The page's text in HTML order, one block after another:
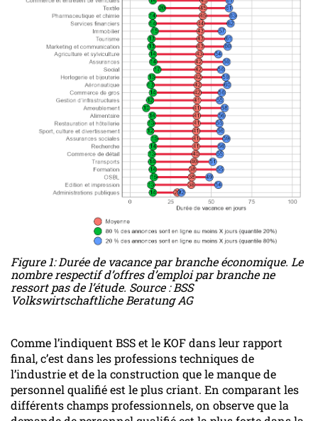
Figure 1: Durée de vacance par branche économique. Le
nombre respectif d’offres d’emploi par branche ne
ressort pas de l’étude. Source : BSS
Volkswirtschaftliche Beratung AG
Comme l’indiquent BSS et le KOF dans leur rapport
final, c’est dans les professions techniques de
l’industrie et de la construction que le manque de
personnel qualifié est le plus criant. En comparant les
différents champs professionnels, on observe que la